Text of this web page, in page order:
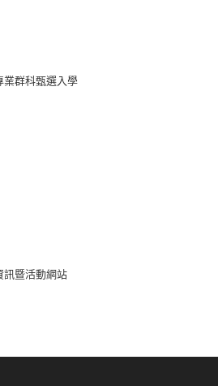
業群科甄選入學
訊暨活動網站